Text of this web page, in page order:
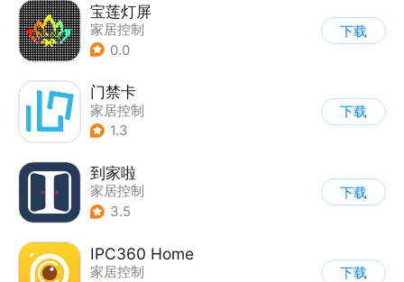
宝莲灯屏
家居控制
0.0
下载
门禁卡
家居控制
1.3
下载
到家啦
家居控制
3.5
下载
IPC360 Home
家居控制
下载